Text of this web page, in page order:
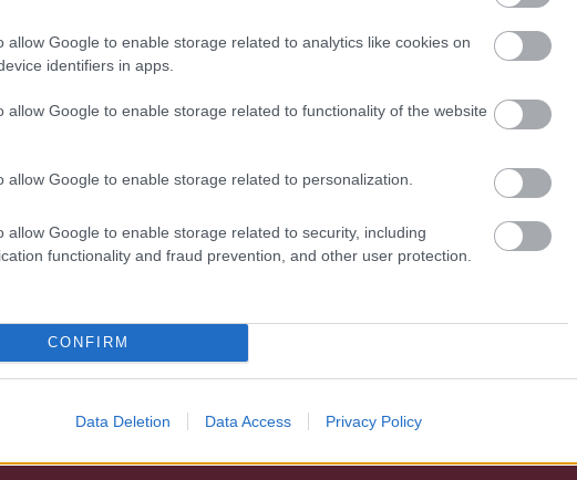
allow Google to enable storage related to analytics like cookies on
identifiers in apps.
allow Google to enable storage related to functionality of the website
allow Google to enable storage related to personalization.
allow Google to enable storage related to security, including
functionality and fraud prevention, and other user protection.
CONFIRM
Data Deletion Data Access Privacy Policy